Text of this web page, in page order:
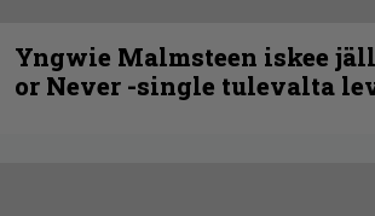
Yngwie Malmsteen iskee
or Never -single tulevalta